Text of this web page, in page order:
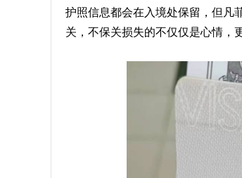
护照信息都会在入境处保留，但凡
关，不保关损失的不仅仅是心情，